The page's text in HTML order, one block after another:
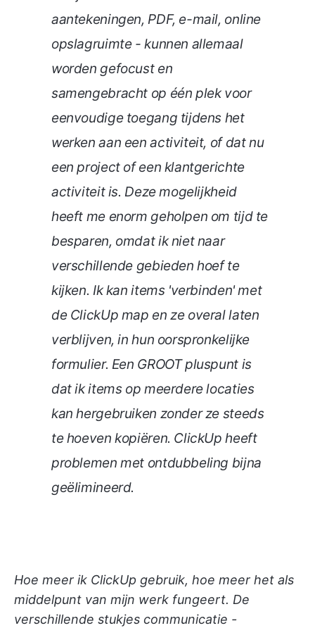
aantekeningen, PDF, e-mail, online
opslagruimte - kunnen allemaal
worden gefocust en
samengebracht op één plek voor
eenvoudige toegang tijdens het
werken aan een activiteit, of dat nu
een project of een klantgerichte
activiteit is. Deze mogelijkheid
heeft me enorm geholpen om tijd te
besparen, omdat ik niet naar
verschillende gebieden hoef te
kijken. Ik kan items 'verbinden' met
de ClickUp map en ze overal laten
verblijven, in hun oorspronkelijke
formulier. Een GROOT pluspunt is
dat ik items op meerdere locaties
kan hergebruiken zonder ze steeds
te hoeven kopiëren. ClickUp heeft
problemen met ontdubbeling bijna
geëlimineerd.
Hoe meer ik ClickUp gebruik, hoe meer het als
middelpunt van mijn werk fungeert. De
verschillende stukjes communicatie -